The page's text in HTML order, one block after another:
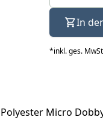
In
*inkl. ges. MwSt
Polyester Micro